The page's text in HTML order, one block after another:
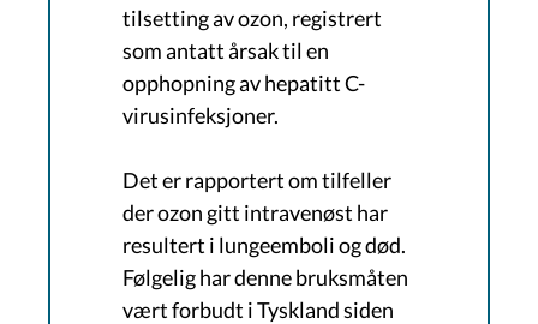
tilsetting av ozon, registrert
som antatt årsak til en
opphopning av hepatitt C-
virusinfeksjoner.
Det er rapportert om tilfeller
der ozon gitt intravenøst har
resultert i lungeemboli og død.
Følgelig har denne bruksmåten
vært forbudt i Tyskland siden